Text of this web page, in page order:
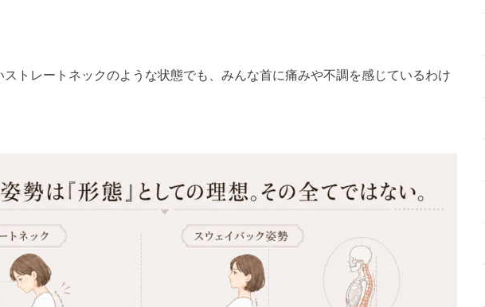
トレートネックのような状態でも、みんな首に痛みや不調を感じているわけ